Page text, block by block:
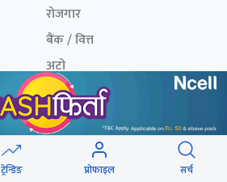
ट्रेन्डिङ प्रोफाइल सर्च
रोजगार
बैंक / वित्त
अटो
सूचना-प्रविधि